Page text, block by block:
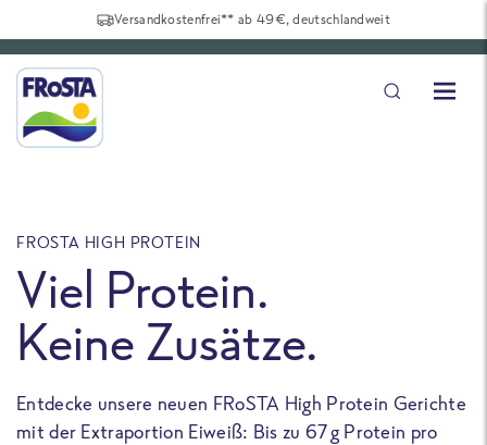
Versandkostenfrei** ab 49€, deutschlandweit
FROSTA HIGH PROTEIN
Viel Protein.
Keine Zusätze.
Entdecke unsere neuen FRoSTA High Protein Gerichte
mit der Extraportion Eiweiß: Bis zu 67 g Protein pro